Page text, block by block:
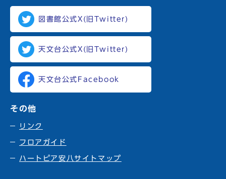
図書館公式X(旧Twitter)
天文台公式X(旧Twitter)
天文台公式Facebook
その他
リンク
フロアガイド
ハートピア安八サイトマップ